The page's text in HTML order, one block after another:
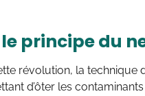
principe du
révolution, la technique
d’ôter les